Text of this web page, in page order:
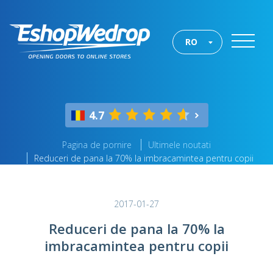
RO
4.7
Pagina de pornire
Ultimele noutati
Reduceri de pana la 70% la imbracamintea pentru copii
2017-01-27
Reduceri de pana la 70% la
imbracamintea pentru copii